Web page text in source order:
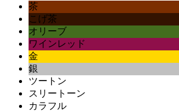
茶
こげ茶
オリーブ
ワインレッド
金
銀
ツートン
スリートーン
カラフル